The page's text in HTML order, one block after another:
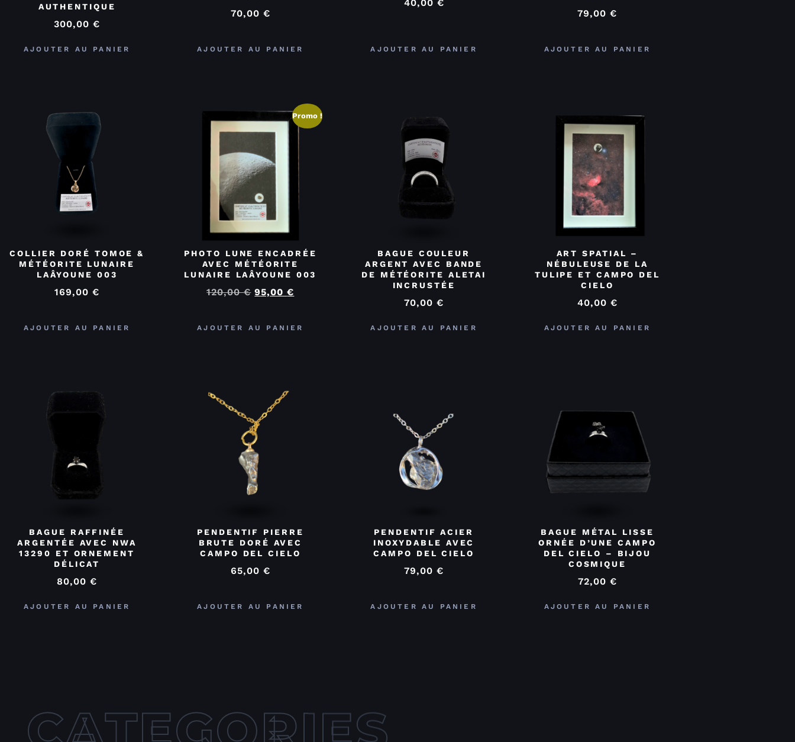
AUTHENTIQUE
300,00€
AJOUTER AU PANIER
70,00 €
AJOUTER AU PANIER
40,00 €
AJOUTER AU PANIER
79,00€
AJOUTER AU PANIER
COLLIER DORÉ TOMOE &
MÉTÉORITE LUNAIRE
LAÂYOUNE 003
169,00€
AJOUTER AU PANIER
Promo !
PHOTO LUNE ENCADRÉE
AVEC MÉTÉORITE
LUNAIRE LAÂYOUNE 003
120,00€ 95,00€
AJOUTER AU PANIER
BAGUE COULEUR
ARGENT AVEC BANDE
DE MÉTÉORITE ALETAI
INCRUSTÉE
70,00€
AJOUTER AU PANIER
ART SPATIAL –
NÉBULEUSE DE LA
TULIPE ET CAMPO DEL
CIELO
40,00 €
AJOUTER AU PANIER
BAGUE RAFFINÉE
ARGENTÉE AVEC NWA
13290 ET ORNEMENT
DÉLICAT
80,00€
AJOUTER AU PANIER
PENDENTIF PIERRE
BRUTE DORÉ AVEC
CAMPO DEL CIELO
65,00 €
AJOUTER AU PANIER
PENDENTIF ACIER
INOXYDABLE AVEC
CAMPO DEL CIELO
79,00€
AJOUTER AU PANIER
BAGUE MÉTAL LISSE
ORNÉE D’UNE CAMPO
DEL CIELO – BIJOU
COSMIQUE
72,00 €
AJOUTER AU PANIER